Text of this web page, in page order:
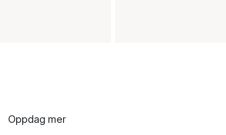
Oppdag mer